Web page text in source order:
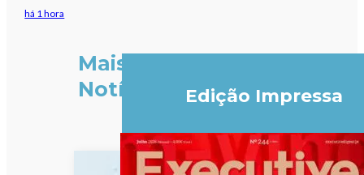
há 1 hora
Mais
Notícias
Edição Impressa